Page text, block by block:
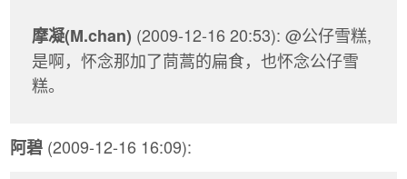
摩凝(M.chan) (2009-12-16 20:53): @公仔雪糕,
是啊，怀念那加了茼蒿的扁食，也怀念公仔雪
糕。
阿碧 (2009-12-16 16:09):